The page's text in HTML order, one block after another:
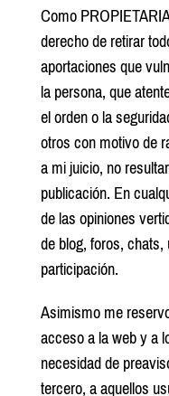
Como
derecho de retirar
aportaciones que
la persona, que
el orden o la
otros con motivo de
a mi juicio, no
publicación. En
de las opiniones
de blog, foros,
participación.
Asimismo me
acceso a la web y a
necesidad de
tercero, a aquellos